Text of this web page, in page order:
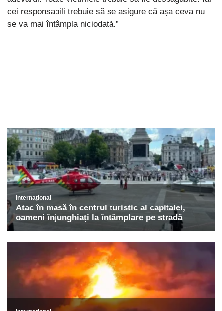
cei responsabili trebuie să se asigure că așa ceva nu
se va mai întâmpla niciodată.”